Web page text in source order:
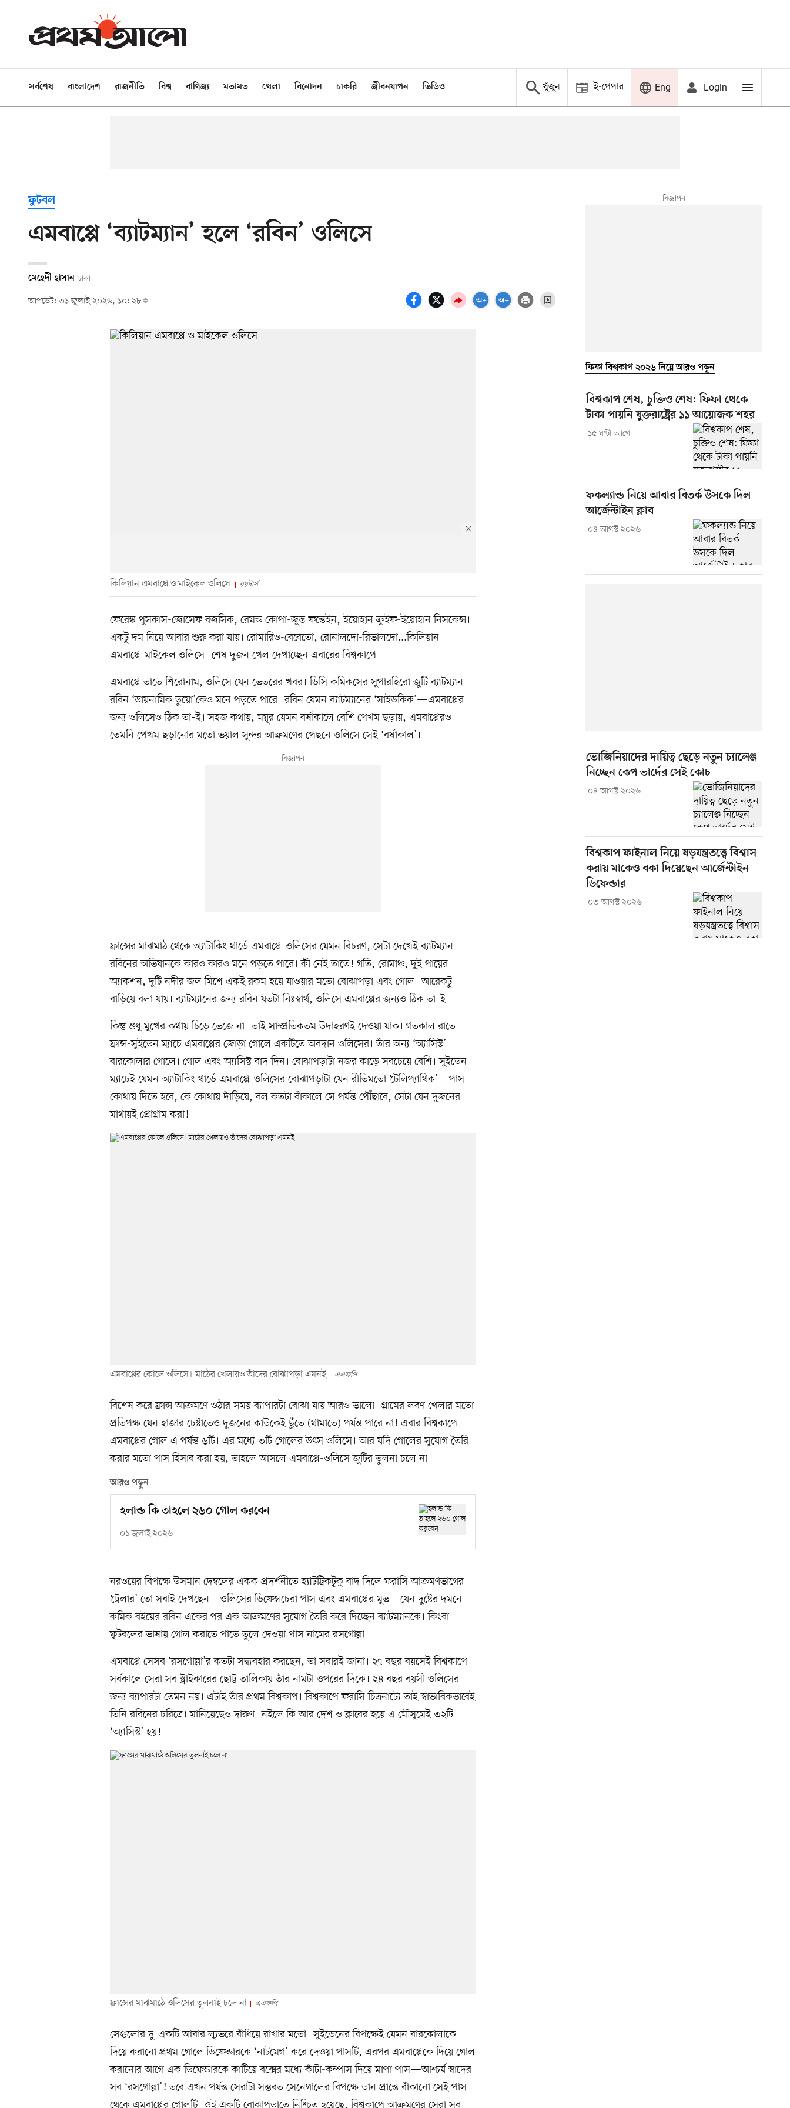
সর্বশেষ বাংলাদেশ রাজনীতি বিশ্ব বাণিজ্য মতামত খেলা বিনোদন চাকরি জীবনযাপন ভিডিও খুঁজুন ই-পেপার Eng Login
ফুটবল
এমবাপ্পে ‘ব্যাটম্যান’ হলে ‘রবিন’ ওলিসে
মেহেদী হাসান ঢাকা
আপডেট: ৩১ জুলাই ২০২৬, ১০: ২৮
কিলিয়ান এমবাপ্পে ও মাইকেল ওলিসে রয়টার্স
ফেরেঙ্ক পুসকাস-জোসেফ বজসিক, রেমন্ড কোপা-জুস্ত ফন্তেইন, ইয়োহান ক্রুইফ-ইয়োহান নিসকেন্স।
একটু দম নিয়ে আবার শুরু করা যায়। রোমারিও-বেবেতো, রোনালদো-রিভালদো...কিলিয়ান
এমবাপ্পে-মাইকেল ওলিসে। শেষ দুজন খেল দেখাচ্ছেন এবারের বিশ্বকাপে।
এমবাপ্পে তাতে শিরোনাম, ওলিসে যেন ভেতরের খবর। ডিসি কমিকসের সুপারহিরো জুটি ব্যাটম্যান-
রবিন ‘ডায়নামিক ডুয়ো’কেও মনে পড়তে পারে। রবিন যেমন ব্যাটম্যানের ‘সাইডকিক’—এমবাপ্পের
জন্য ওলিসেও ঠিক তা–ই। সহজ কথায়, ময়ূর যেমন বর্ষাকালে বেশি পেখম ছড়ায়, এমবাপ্পেরও
তেমনি পেখম ছড়ানোর মতো ভয়াল সুন্দর আক্রমণের পেছনে ওলিসে সেই ‘বর্ষাকাল’।
ফ্রান্সের মাঝমাঠ থেকে অ্যাটাকিং থার্ডে এমবাপ্পে-ওলিসের যেমন বিচরণ, সেটা দেখেই ব্যাটম্যান-
রবিনের অভিযানকে কারও কারও মনে পড়তে পারে। কী নেই তাতে! গতি, রোমাঞ্চ, দুই পায়ের
অ্যাকশন, দুটি নদীর জল মিশে একই রকম হয়ে যাওয়ার মতো বোঝাপড়া এবং গোল। আরেকটু
বাড়িয়ে বলা যায়। ব্যাটম্যানের জন্য রবিন যতটা নিঃস্বার্থ, ওলিসে এমবাপ্পের জন্যও ঠিক তা–ই।
কিন্তু শুধু মুখের কথায় চিড়ে ভেজে না। তাই সাম্প্রতিকতম উদাহরণই দেওয়া যাক। গতকাল রাতে
ফ্রান্স-সুইডেন ম্যাচে এমবাপ্পের জোড়া গোলে একটিতে অবদান ওলিসের। তাঁর অন্য ‘অ্যাসিস্ট’
বারকোলার গোলে। গোল এবং অ্যাসিস্ট বাদ দিন। বোঝাপড়াটা নজর কাড়ে সবচেয়ে বেশি। সুইডেন
ম্যাচেই যেমন অ্যাটাকিং থার্ডে এমবাপ্পে-ওলিসের বোঝাপড়াটা যেন রীতিমতো ‘টেলিপ্যাথিক’—পাস
কোথায় দিতে হবে, কে কোথায় দাঁড়িয়ে, বল কতটা বাঁকালে সে পর্যন্ত পৌঁছাবে, সেটা যেন দুজনের
মাথায়ই প্রোগ্রাম করা!
এমবাপ্পের কোলে ওলিসে। মাঠের খেলায়ও তাঁদের বোঝাপড়া এমনই এএফপি
বিশেষ করে ফ্রান্স আক্রমণে ওঠার সময় ব্যাপারটা বোঝা যায় আরও ভালো। গ্রামের লবণ খেলার মতো
প্রতিপক্ষ যেন হাজার চেষ্টাতেও দুজনের কাউকেই ছুঁতে (থামাতে) পর্যন্ত পারে না! এবার বিশ্বকাপে
এমবাপ্পের গোল এ পর্যন্ত ৬টি। এর মধ্যে ৩টি গোলের উৎস ওলিসে। আর যদি গোলের সুযোগ তৈরি
করার মতো পাস হিসাব করা হয়, তাহলে আসলে এমবাপ্পে-ওলিসে জুটির তুলনা চলে না।
আরও পড়ুন
হলান্ড কি তাহলে ২৬০ গোল করবেন
০১ জুলাই ২০২৬
নরওয়ের বিপক্ষে উসমান দেম্বলের একক প্রদর্শনীতে হ্যাটট্রিকটুকু বাদ দিলে ফরাসি আক্রমণভাগের
‘ট্রেলার’ তো সবাই দেখছেন—ওলিসের ডিফেন্সচেরা পাস এবং এমবাপ্পের মুভ—যেন দুষ্টের দমনে
কমিক বইয়ের রবিন একের পর এক আক্রমণের সুযোগ তৈরি করে দিচ্ছেন ব্যাটম্যানকে। কিংবা
ফুটবলের ভাষায় গোল করাতে পাতে তুলে দেওয়া পাস নামের রসগোল্লা।
এমবাপ্পে সেসব ‘রসগোল্লা’র কতটা সদ্ব্যবহার করছেন, তা সবারই জানা। ২৭ বছর বয়সেই বিশ্বকাপে
সর্বকালে সেরা সব স্ট্রাইকারের ছোট্ট তালিকায় তাঁর নামটা ওপরের দিকে। ২৪ বছর বয়সী ওলিসের
জন্য ব্যাপারটা তেমন নয়। এটাই তাঁর প্রথম বিশ্বকাপ। বিশ্বকাপে ফরাসি চিত্রনাট্যে তাই স্বাভাবিকভাবেই
তিনি রবিনের চরিত্রে। মানিয়েছেও দারুণ। নইলে কি আর দেশ ও ক্লাবের হয়ে এ মৌসুমেই ৩২টি
‘অ্যাসিস্ট’ হয়!
ফ্রান্সের মাঝমাঠে ওলিসের তুলনাই চলে না এএফপি
সেগুলোর দু-একটি আবার ল্যুভরে বাঁধিয়ে রাখার মতো। সুইডেনের বিপক্ষেই যেমন বারকোলাকে
দিয়ে করানো প্রথম গোলে ডিফেন্ডারকে ‘নাটমেগ’ করে দেওয়া পাসটি, এরপর এমবাপ্পেকে দিয়ে গোল
করানোর আগে এক ডিফেন্ডারকে কাটিয়ে বক্সের মধ্যে কাঁটা-কম্পাস দিয়ে মাপা পাস—আশ্চর্য স্বাদের
সব ‘রসগোল্লা’! তবে এখন পর্যন্ত সেরাটা সম্ভবত সেনেগালের বিপক্ষে ডান প্রান্তে বাঁকানো সেই পাস
ফিফা বিশ্বকাপ ২০২৬ নিয়ে আরও পড়ুন
বিশ্বকাপ শেষ, চুক্তিও শেষ: ফিফা থেকে
টাকা পায়নি যুক্তরাষ্ট্রের ১১ আয়োজক শহর
১৫ ঘণ্টা আগে
ফকল্যান্ড নিয়ে আবার বিতর্ক উসকে দিল
আর্জেন্টাইন ক্লাব
০৪ আগস্ট ২০২৬
ভোজিনিয়াদের দায়িত্ব ছেড়ে নতুন চ্যালেঞ্জ
নিচ্ছেন কেপ ভার্দের সেই কোচ
০৪ আগস্ট ২০২৬
বিশ্বকাপ ফাইনাল নিয়ে ষড়যন্ত্রতত্ত্বে বিশ্বাস
করায় মাকেও বকা দিয়েছেন আর্জেন্টাইন
ডিফেন্ডার
০৩ আগস্ট ২০২৬